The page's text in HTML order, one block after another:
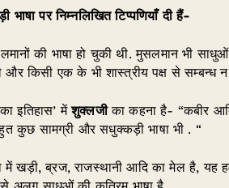
पर निम्नलिखित टिप्पणियाँ दी हैं-
की भाषा हो चुकी थी. मुसलमान भी
और किसी एक के भी शास्त्रीय पक्ष से
का इतिहास’ मेंशुक्लजीका कहना है- “कबीर
कुछ सामग्री और सधुक्कड़ी भाषा भी . “
में खड़ी, ब्रज, राजस्थानी आदि का मेल है,